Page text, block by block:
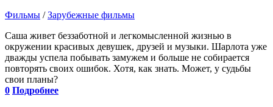
Фильмы /Зарубежные фильмы
Саша живет беззаботной и легкомысленной жизнью в
окружении красивых девушек, друзей и музыки. Шарлота уже
дважды успела побывать замужем и больше не собирается
повторять своих ошибок. Хотя, как знать. Может, у судьбы
свои планы?
0 Подробнее